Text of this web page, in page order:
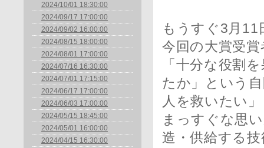
2024/10/01 18:30:00
2024/09/17 17:00:00
2024/09/02 16:00:00
2024/08/15 18:00:00
2024/08/01 17:00:00
2024/07/16 16:30:00
2024/07/01 17:15:00
2024/06/17 17:00:00
2024/06/03 17:00:00
2024/05/15 18:45:00
2024/05/01 16:00:00
2024/04/15 16:30:00
もうすぐ3月11
今回の大賞受
「十分な役割
たか」という
人を救いたい
まっすぐな思
造・供給する